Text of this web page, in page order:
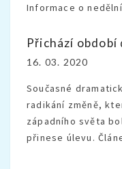
Informace o
Přichází období
16. 03. 2020
Současné
radikání změně,
západního světa
přinese úlevu.